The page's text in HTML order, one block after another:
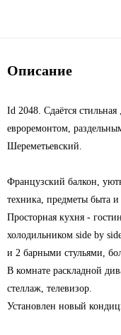
Описание
Id 2048. Сдаётся стильная
евроремонтом,
Шереметьевский.
Французский балкон,
техника, предметы быта и
Просторная кухня -
холодильником side by
и 2 барными стульями,
В комнате раскладной
стеллаж, телевизор.
Установлен новый